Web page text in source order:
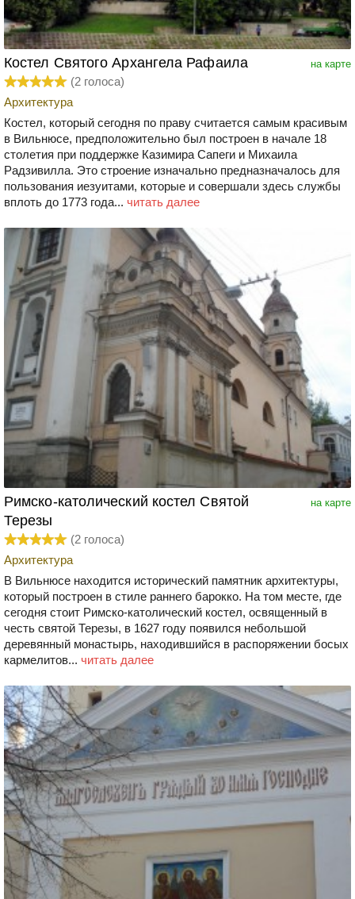
на карте
Костел Святого Архангела Рафаила
(2 голоса)
Архитектура
Костел, который сегодня по праву считается самым красивым
в Вильнюсе, предположительно был построен в начале 18
столетия при поддержке Казимира Сапеги и Михаила
Радзивилла. Это строение изначально предназначалось для
пользования иезуитами, которые и совершали здесь службы
вплоть до 1773 года... читать далее
на карте
Римско-католический костел Святой
Терезы
(2 голоса)
Архитектура
В Вильнюсе находится исторический памятник архитектуры,
который построен в стиле раннего барокко. На том месте, где
сегодня стоит Римско-католический костел, освященный в
честь святой Терезы, в 1627 году появился небольшой
деревянный монастырь, находившийся в распоряжении босых
кармелитов... читать далее